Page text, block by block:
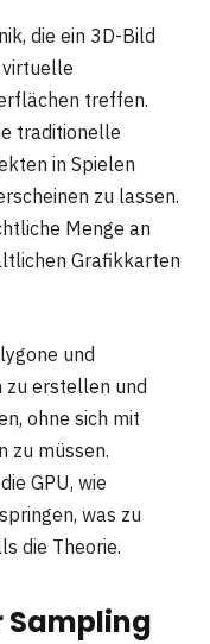
die ein 3D-Bild
treffen.
traditionelle
in Spielen
zu lassen.
Menge an
Grafikkarten
und
zu erstellen und
ohne sich mit
zu müssen.
GPU, wie
was zu
die Theorie.
Sampling